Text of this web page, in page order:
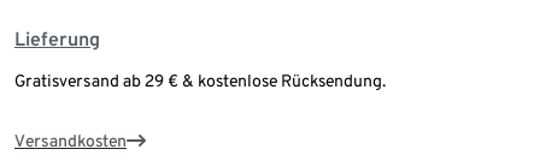
Lieferung
Gratisversand ab 29 € & kostenlose Rücksendung.
Versandkosten